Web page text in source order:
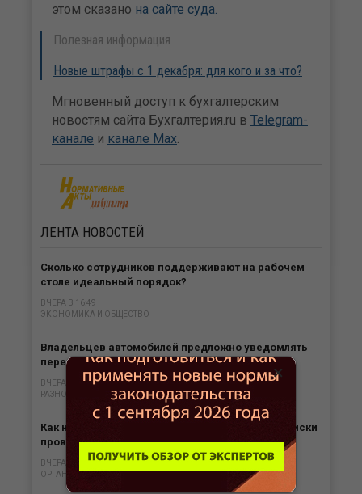
этом сказано на сайте суда.
Полезная информация
Новые штрафы с 1 декабря: для кого и за что?
Мгновенный доступ к бухгалтерским
новостям сайта Бухгалтерия.ru в Telegram-
канале и канале Max.
ЛЕНТА НОВОСТЕЙ
Сколько сотрудников поддерживают на рабочем
столе идеальный порядок?
ВЧЕРА В 16:49
ЭКОНОМИКА И ОБЩЕСТВО
Владельцев автомобилей предложно уведомлять
перед эвакуацией ТС
ВЧЕРА В 16:29
РАЗНОЕ
Как налогоплательщику контролировать свои риски
проверок ККТ
ВЧЕРА В 15:59
ОРГАНИЗАЦИЯ БИЗНЕСА
×